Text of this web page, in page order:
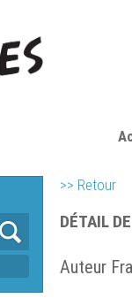
>> Retour
DÉTAIL
Auteur